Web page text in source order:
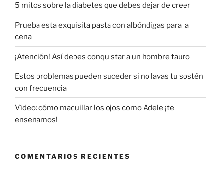
5 mitos sobre la diabetes que debes dejar de creer
Prueba esta exquisita pasta con albóndigas para la
cena
¡Atención! Así debes conquistar a un hombre tauro
Estos problemas pueden suceder si no lavas tu sostén
con frecuencia
Vídeo: cómo maquillar los ojos como Adele ¡te
enseñamos!
COMENTARIOS RECIENTES